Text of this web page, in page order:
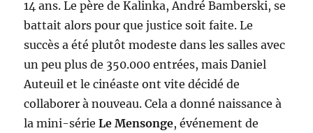
14 ans. Le père de Kalinka, André Bamberski, se
battait alors pour que justice soit faite. Le
succès a été plutôt modeste dans les salles avec
un peu plus de 350.000 entrées, mais Daniel
Auteuil et le cinéaste ont vite décidé de
collaborer à nouveau. Cela a donné naissance à
la mini-série Le Mensonge, événement de